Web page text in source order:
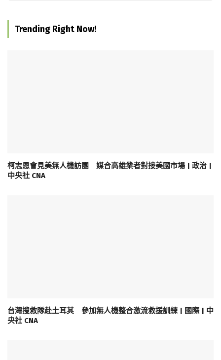
Trending Right Now!
柯志恩會見美無人機訪團 媒合高雄業者對接美國市場 | 政治 |
中央社 CNA
台灣搜救隊赴土耳其 參加無人機整合激流救援訓練 | 國際 | 中
央社 CNA